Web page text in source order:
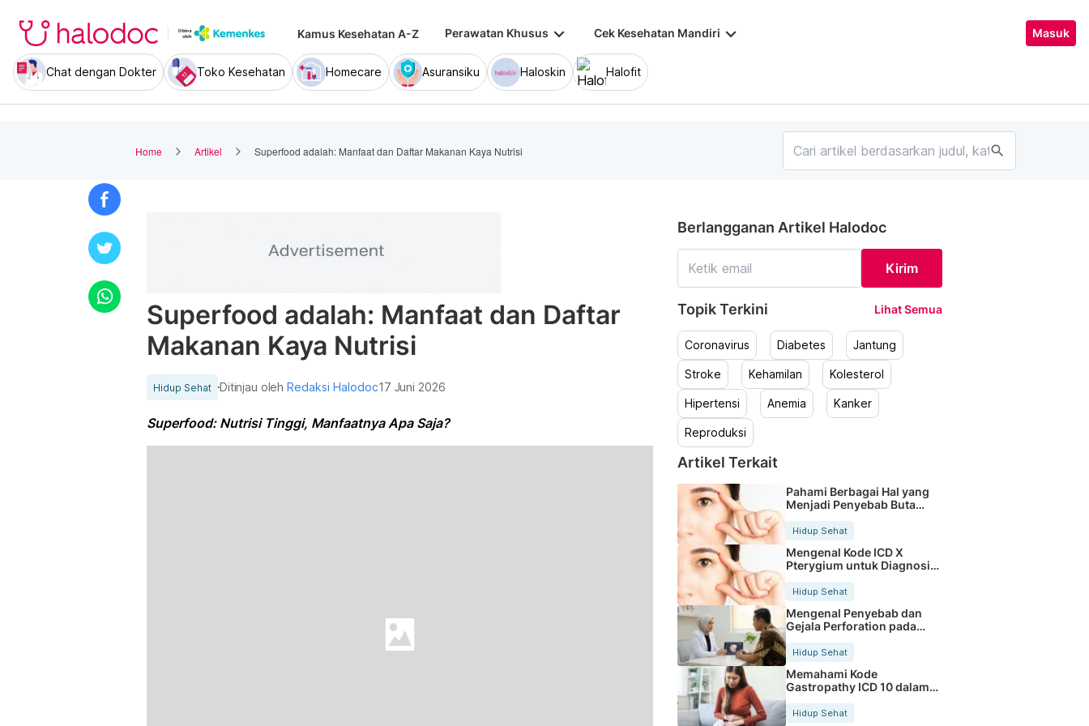
Kamus Kesehatan A-Z Perawatan Khusus keyboard_arrow_down Cek Kesehatan Mandiri keyboard_arrow_down Masuk
Chat dengan Dokter Toko Kesehatan Homecare Asuransiku Haloskin Halofit
Home Artikel Superfood adalah: Manfaat dan Daftar Makanan Kaya Nutrisi search
Superfood adalah: Manfaat dan Daftar
Makanan Kaya Nutrisi
Hidup Sehat Ditinjau olehRedaksi Halodoc17 Juni 2026
Superfood: Nutrisi Tinggi, Manfaatnya Apa Saja?
Berlangganan Artikel Halodoc
Kirim
Topik Terkini Lihat Semua
Coronavirus Diabetes Jantung
Stroke Kehamilan Kolesterol
Hipertensi Anemia Kanker
Reproduksi
Artikel Terkait
Pahami Berbagai Hal yang
Menjadi Penyebab Buta
Hidup Sehat
Mengenal Kode ICD X
Pterygium untuk Diagnosis
Hidup Sehat
Mengenal Penyebab dan
Gejala Perforation pada
Tubuh
Hidup Sehat
Memahami Kode
Gastropathy ICD 10 dalam
Rekam Medis Pasien
Hidup Sehat